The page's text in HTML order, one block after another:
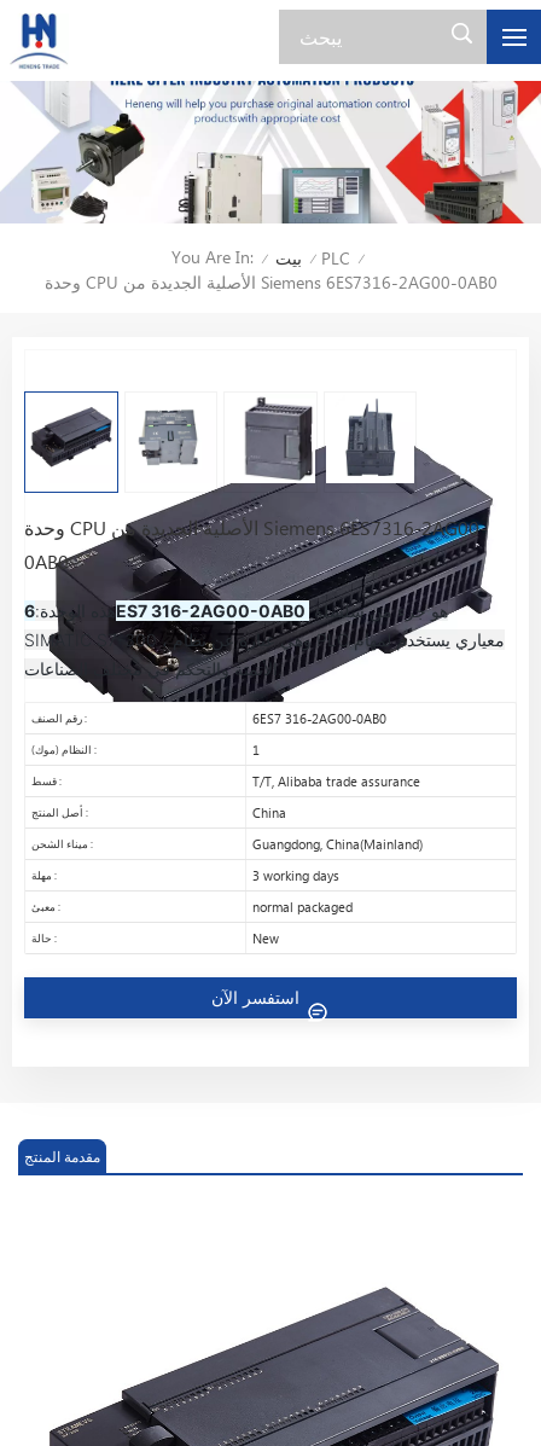
You Are In: / بيت / PLC /
وحدة CPU الأصلية الجديدة من Siemens 6ES7316-2AG00-0AB0
وحدة CPU الأصلية الجديدة من Siemens 6ES7316-2AG00-
0AB0
هذه الوحدة:6ES7 316-2AG00-0AB0 هو جزء من سلسلة
SIMATIC S7-300 ، وهي عبارة عن نظام PLC معياري يستخدم لمهام
الأتمتة والتحكم في مختلف الصناعات.
رقم الصنف : 6ES7 316-2AG00-0AB0
النظام (موك) : 1
قسط : T/T, Alibaba trade assurance
أصل المنتج : China
ميناء الشحن : Guangdong, China(Mainland)
مهلة : 3 working days
معبئ : normal packaged
حالة : New
مقدمة المنتج